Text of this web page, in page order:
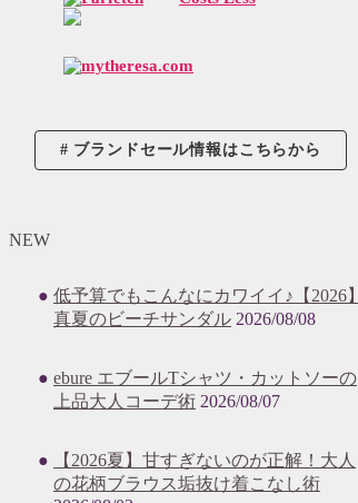
ブランドセール情報はこちらから
NEW
低予算でもこんなにカワイイ♪【2026】
真夏のビーチサンダル 2026/08/08
ebure エブールTシャツ・カットソーの
上品大人コーデ術 2026/08/07
【2026夏】甘すぎないのが正解！大人
の花柄ブラウス垢抜け着こなし術